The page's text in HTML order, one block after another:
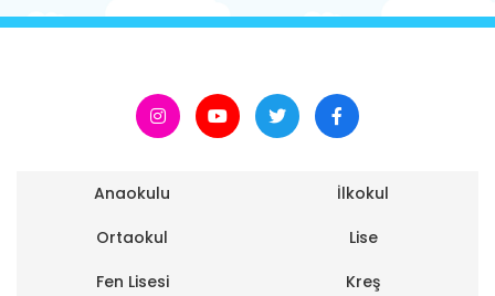
Anaokulu
İlkokul
Ortaokul
Lise
Fen Lisesi
Kreş